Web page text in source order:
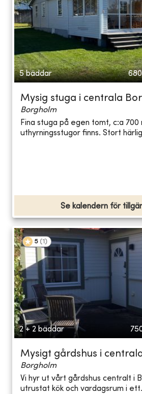
5 bäddar
Mysig stuga i centrala
Borgholm
Fina stuga på egen tomt, c:a 700
uthyrningsstugor finns. Stort
Se kalendern för
5 (1 )
2 + 2 bäddar
Mysigt gårdshus i
Borgholm
Vi hyr ut vårt gårdshus centralt i
utrustat kök och vardagsrum i